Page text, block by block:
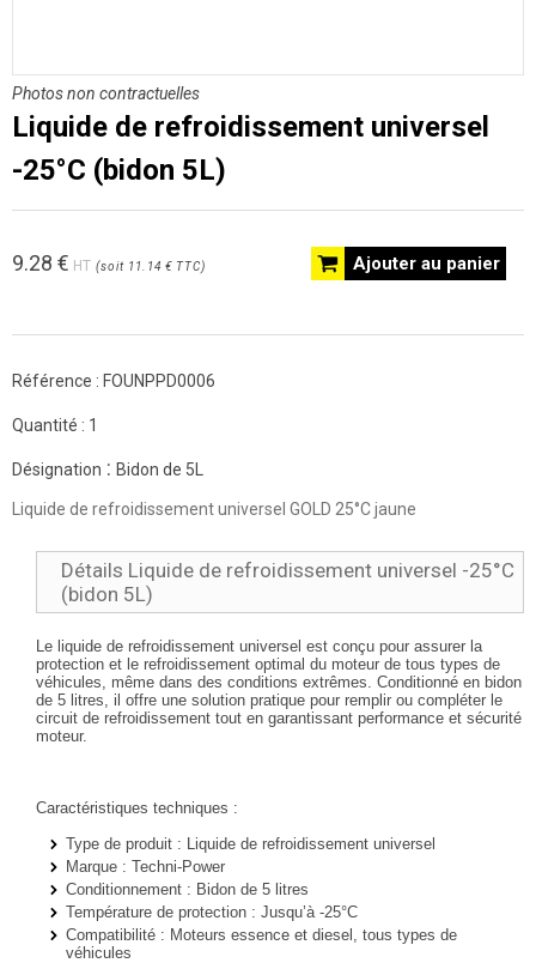
Photos non contractuelles
Liquide de refroidissement universel
-25°C (bidon 5L)
Ajouter au panier
9.28 € HT (soit 11.14 € TTC)
Référence : FOUNPPD0006
Quantité : 1
Désignation : Bidon de 5L
Liquide de refroidissement universel GOLD 25°C jaune
Détails Liquide de refroidissement universel -25°C
(bidon 5L)
Le liquide de refroidissement universel est conçu pour assurer la
protection et le refroidissement optimal du moteur de tous types de
véhicules, même dans des conditions extrêmes. Conditionné en bidon
de 5 litres, il offre une solution pratique pour remplir ou compléter le
circuit de refroidissement tout en garantissant performance et sécurité
moteur.
Caractéristiques techniques :
Type de produit : Liquide de refroidissement universel
Marque : Techni-Power
Conditionnement : Bidon de 5 litres
Température de protection : Jusqu’à -25°C
Compatibilité : Moteurs essence et diesel, tous types de
véhicules